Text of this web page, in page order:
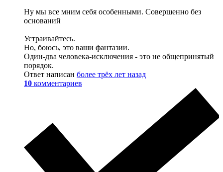
Ну мы все мним себя особенными. Совершенно без
оснований
Устраивайтесь.
Но, боюсь, это ваши фантазии.
Один-два человека-исключения - это не общепринятый
порядок.
Ответ написан более трёх лет назад
10 комментариев